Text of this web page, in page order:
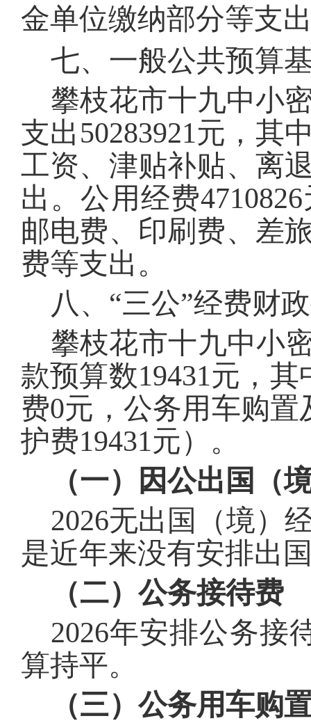
金单位缴纳部分等支
七、一般公共预算
攀枝花市十九中小
支出50283921元，其
工资、津贴补贴、离
出。公用经费4710826
邮电费、印刷费、差
费等支出。
八、 “三公”经费财
攀枝花市十九中小
款预算数19431元，其
费0元，公务用车购置
护费19431元）。
（一）因公出国（
2026无出国（境）
是近年来没有安排出
（二）公务接待费
2026年安排公务接
算持平。
（三）公务用车购